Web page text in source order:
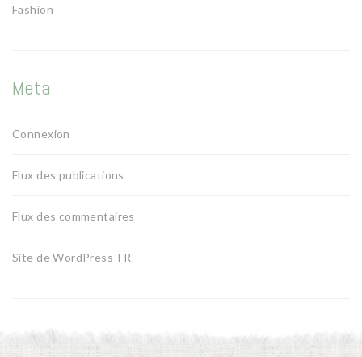
Fashion
Meta
Connexion
Flux des publications
Flux des commentaires
Site de WordPress-FR